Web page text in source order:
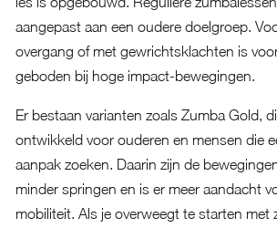
aangepast aan een oudere doelgroep.
overgang of met gewrichtsklachten is
geboden bij hoge impact-bewegingen.
Er bestaan varianten zoals Zumba Gold,
ontwikkeld voor ouderen en mensen die
aanpak zoeken. Daarin zijn de
minder springen en is er meer aandacht
mobiliteit. Als je overweegt te starten met